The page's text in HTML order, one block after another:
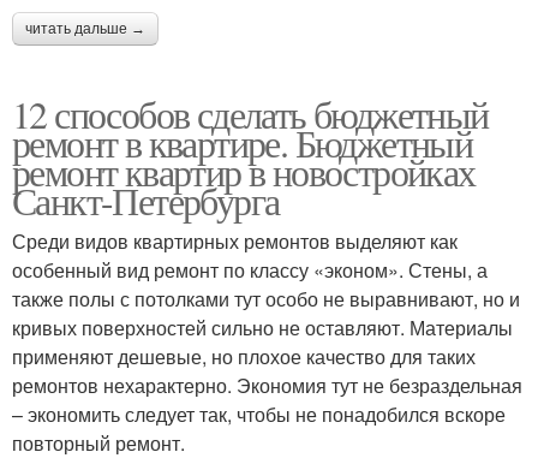
читать дальше →
12 способов сделать бюджетный
ремонт в квартире. Бюджетный
ремонт квартир в новостройках
Санкт-Петербурга
Среди видов квартирных ремонтов выделяют как
особенный вид ремонт по классу «эконом». Стены, а
также полы с потолками тут особо не выравнивают, но и
кривых поверхностей сильно не оставляют. Материалы
применяют дешевые, но плохое качество для таких
ремонтов нехарактерно. Экономия тут не безраздельная
– экономить следует так, чтобы не понадобился вскоре
повторный ремонт.